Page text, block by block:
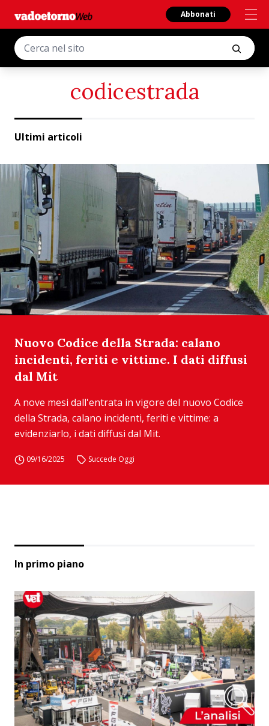
Abbonati
codicestrada
Ultimi articoli
Nuovo Codice della Strada: calano
incidenti, feriti e vittime. I dati diffusi
dal Mit
A nove mesi dall'entrata in vigore del nuovo Codice
della Strada, calano incidenti, feriti e vittime: a
evidenziarlo, i dati diffusi dal Mit.
09/16/2025 Succede Oggi
In primo piano